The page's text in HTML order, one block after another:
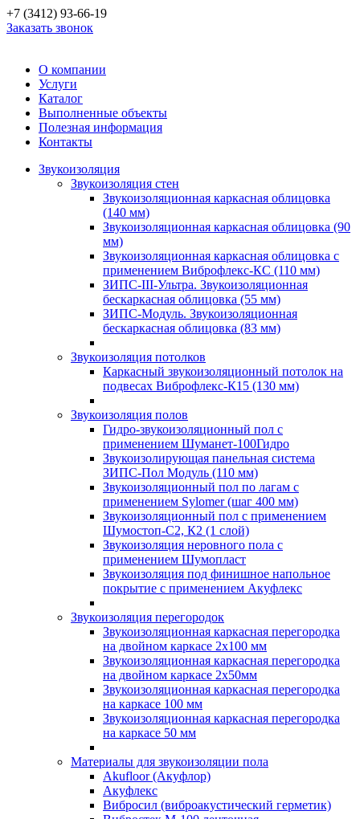
+7 (3412) 93-66-19
Заказать звонок
О компании
Услуги
Каталог
Выполненные объекты
Полезная информация
Контакты
Звукоизоляция
Звукоизоляция стен
Звукоизоляционная каркасная облицовка
(140 мм)
Звукоизоляционная каркасная облицовка (90
мм)
Звукоизоляционная каркасная облицовка с
применением Виброфлекс-КС (110 мм)
ЗИПС-III-Ультра. Звукоизоляционная
бескаркасная облицовка (55 мм)
ЗИПС-Модуль. Звукоизоляционная
бескаркасная облицовка (83 мм)
Звукоизоляция потолков
Каркасный звукоизоляционный потолок на
подвесах Виброфлекс-К15 (130 мм)
Звукоизоляция полов
Гидро-звукоизоляционный пол с
применением Шуманет-100Гидро
Звукоизолирующая панельная система
ЗИПС-Пол Модуль (110 мм)
Звукоизоляционный пол по лагам с
применением Sylomer (шаг 400 мм)
Звукоизоляционный пол с применением
Шумостоп-С2, К2 (1 слой)
Звукоизоляция неровного пола с
применением Шумопласт
Звукоизоляция под финишное напольное
покрытие с применением Акуфлекс
Звукоизоляция перегородок
Звукоизоляционная каркасная перегородка
на двойном каркасе 2х100 мм
Звукоизоляционная каркасная перегородка
на двойном каркасе 2х50мм
Звукоизоляционная каркасная перегородка
на каркасе 100 мм
Звукоизоляционная каркасная перегородка
на каркасе 50 мм
Материалы для звукоизоляции пола
Akufloor (Акуфлор)
Акуфлекс
Вибросил (виброакустический герметик)